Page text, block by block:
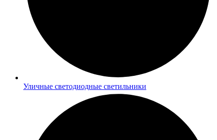
Уличные светодиодные светильники